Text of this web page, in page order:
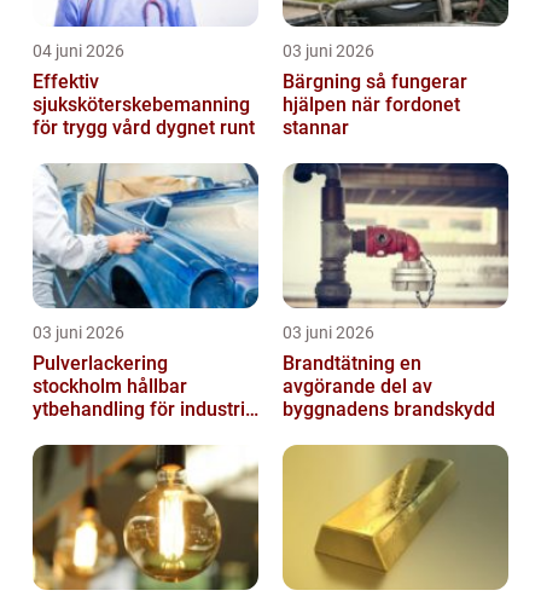
04 juni 2026
Effektiv
sjuksköterskebemanning
för trygg vård dygnet runt
03 juni 2026
Bärgning så fungerar
hjälpen när fordonet
stannar
03 juni 2026
Pulverlackering
stockholm hållbar
ytbehandling för industri
03 juni 2026
Brandtätning en
avgörande del av
byggnadens brandskydd